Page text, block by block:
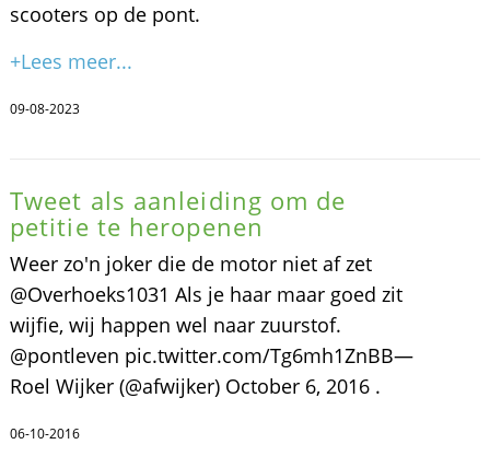
scooters op de pont.
+Lees meer...
09-08-2023
Tweet als aanleiding om de
petitie te heropenen
Weer zo'n joker die de motor niet af zet
@Overhoeks1031 Als je haar maar goed zit
wijfie, wij happen wel naar zuurstof.
@pontleven pic.twitter.com/Tg6mh1ZnBB—
Roel Wijker (@afwijker) October 6, 2016 .
06-10-2016